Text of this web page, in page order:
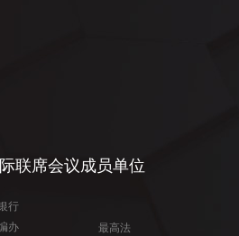
联席会议成员单位
行
办
最高法